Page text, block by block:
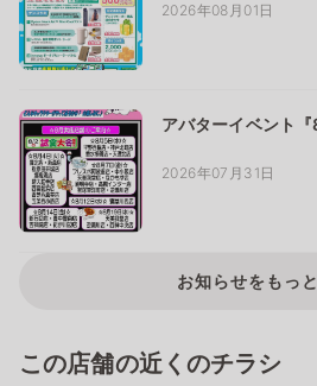
2026年08月01日
アバターイベント『
2026年07月31日
お知らせをもっ
この店舗の近くのチラシ